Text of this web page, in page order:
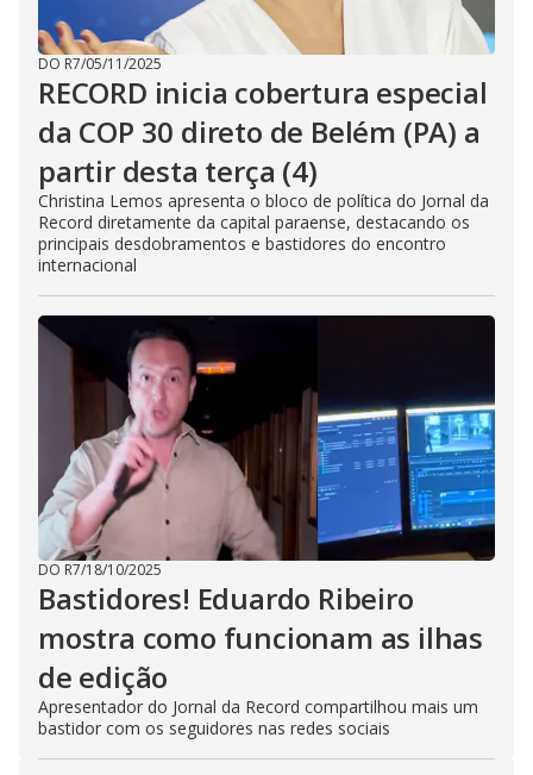
DO R7/05/11/2025
RECORD inicia cobertura especial
da COP 30 direto de Belém (PA) a
partir desta terça (4)
Christina Lemos apresenta o bloco de política do Jornal da
Record diretamente da capital paraense, destacando os
principais desdobramentos e bastidores do encontro
internacional
DO R7/18/10/2025
Bastidores! Eduardo Ribeiro
mostra como funcionam as ilhas
de edição
Apresentador do Jornal da Record compartilhou mais um
bastidor com os seguidores nas redes sociais